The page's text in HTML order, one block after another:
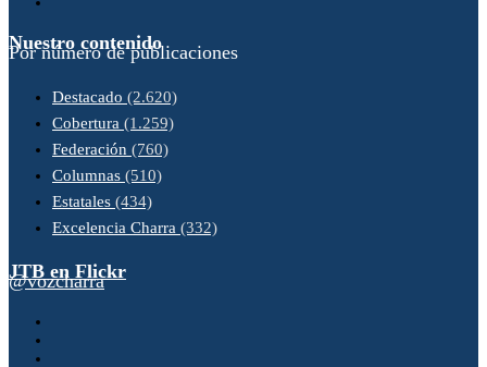
Nuestro contenido
Por número de publicaciones
Destacado (2.620)
Cobertura (1.259)
Federación (760)
Columnas (510)
Estatales (434)
Excelencia Charra (332)
JTB en Flickr
@vozcharra